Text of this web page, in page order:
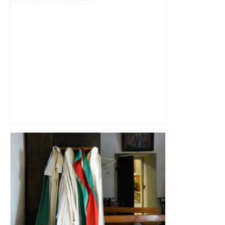
Près de Toulouse : dans cette zone
économique, un axe majeur va être
fermé en fin de soirée, voici les
déviations – Actu.fr